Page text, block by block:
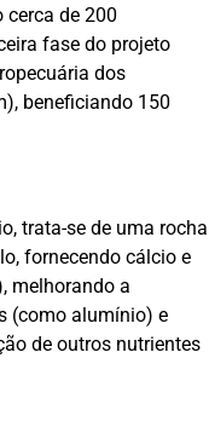
cerca de 200
fase do projeto
dos
beneficiando 150
trata-se de uma rocha
fornecendo cálcio e
melhorando a
(como alumínio) e
de outros nutrientes